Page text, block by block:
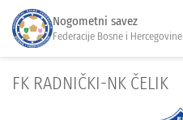
Nogometni savez
Federacije Bosne i Hercegovine
FK RADNIČKI-NK ČELIK